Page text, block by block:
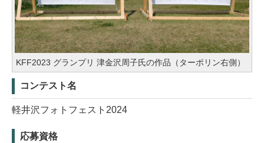
KFF2023 グランプリ 津金沢周子氏の作品（ターポリン右側）
コンテスト名
軽井沢フォトフェスト2024
応募資格